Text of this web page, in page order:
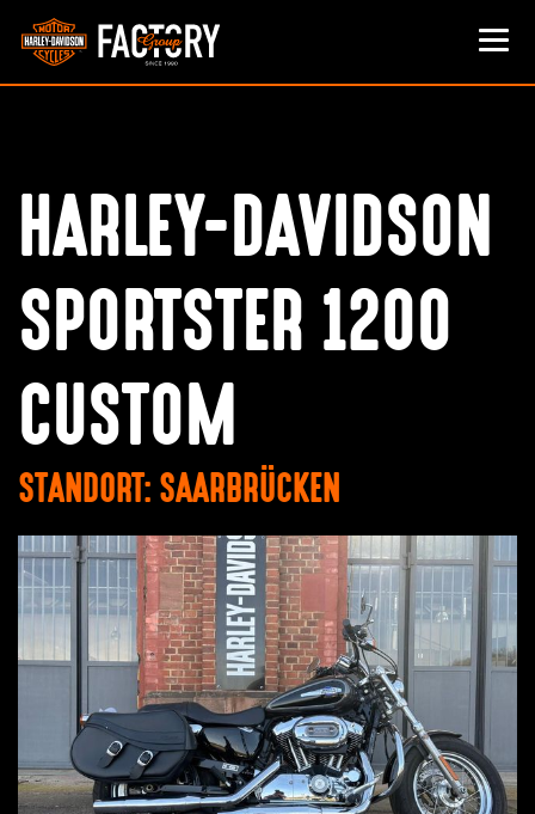
HARLEY-DAVIDSON
SPORTSTER 1200
CUSTOM
STANDORT: SAARBRÜCKEN